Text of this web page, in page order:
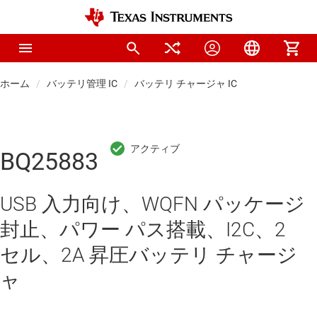
ホーム バッテリ管理 IC バッテリ チャージャ IC
BQ25883
USB 入力向け、WQFN パッケージ
封止、パワー パス搭載、I2C、2
セル、2A 昇圧バッテリ チャージ
ャ